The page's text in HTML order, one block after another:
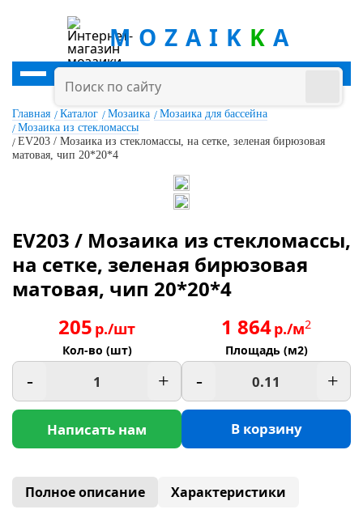
MOZAIK K A
Главная Каталог Мозаика
Мозаика для бассейна
Мозаика из стекломассы
EV203 / Мозаика из стекломассы, на сетке, зеленая бирюзовая
матовая, чип 20*20*4
EV203 / Мозаика из стекломассы,
на сетке, зеленая бирюзовая
матовая, чип 20*20*4
205 р./шт
Кол-во (шт)
- +
Написать нам
1 864р./м2
Площадь (м2)
- +
В корзину
Полное описание
Характеристики